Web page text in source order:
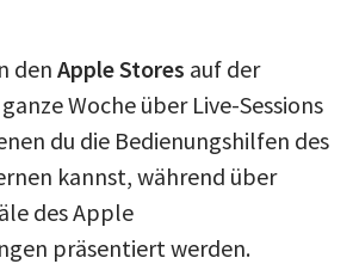
den Apple Stores auf der
Woche über Live-Sessions
du die Bedienungshilfen des
kannst, während über
des Apple
präsentiert werden.